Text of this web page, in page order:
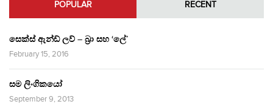
POPULAR RECENT
සෙක්ස් ඇන්ඩ් ලව් – බ්‍රා සහ ‘ලේ’
February 15, 2016
සම ලිංගිකයෝ
September 9, 2013